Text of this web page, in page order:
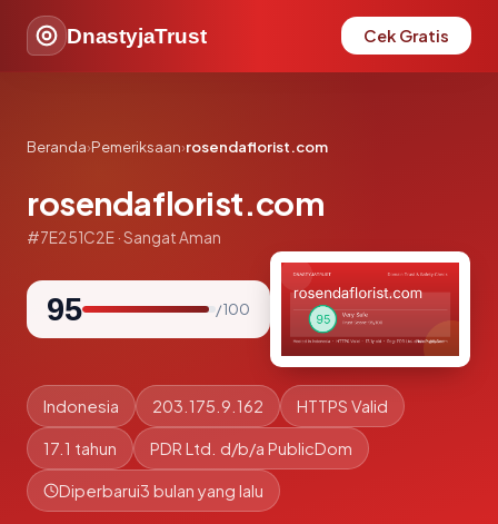
DnastyjaTrust Cek Gratis
Beranda›Pemeriksaan›rosendaflorist.com
rosendaflorist.com
#7E251C2E · Sangat Aman
95 / 100
Indonesia 203.175.9.162 HTTPS Valid
17.1 tahun PDR Ltd. d/b/a PublicDom
Diperbarui3 bulan yang lalu